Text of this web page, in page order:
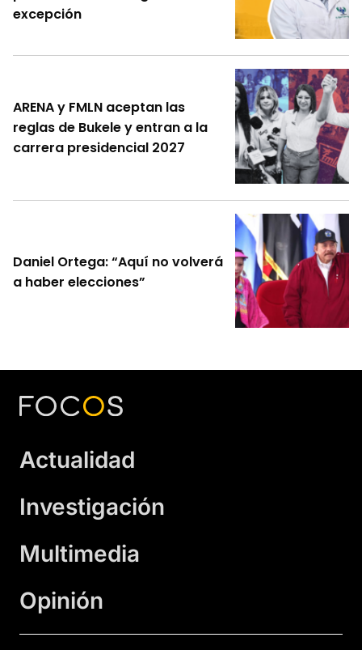
excepción
ARENA y FMLN aceptan las
reglas de Bukele y entran a la
carrera presidencial 2027
Daniel Ortega: “Aquí no volverá
a haber elecciones”
Actualidad
Investigación
Multimedia
Opinión